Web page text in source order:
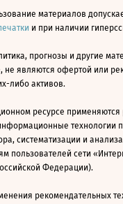
материалов
и при наличии
прогнозы и другие
не являются офертой или
либо активов.
ресурсе применяются
технологии
систематизации и
пользователей сети
Федерации).
рекомендательных